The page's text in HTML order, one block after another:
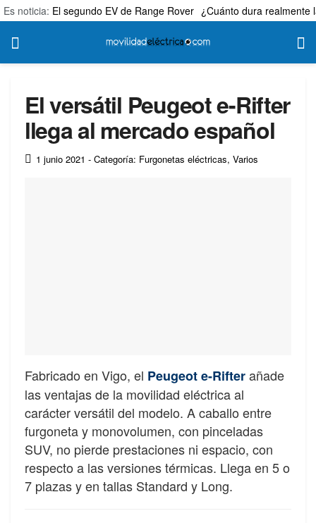
Es noticia: El segundo EV de Range Rover ¿Cuánto dura realmente
El versátil Peugeot e-Rifter
llega al mercado español
1 junio 2021 - Categoría: Furgonetas eléctricas, Varios
Fabricado en Vigo, el Peugeot e-Rifterañade
las ventajas de la movilidad eléctrica al
carácter versátil del modelo. A caballo entre
furgoneta y monovolumen, con pinceladas
SUV, no pierde prestaciones ni espacio, con
respecto a las versiones térmicas. Llega en 5 o
7 plazas y en tallas Standard y Long.